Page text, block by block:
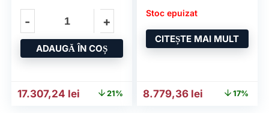
ADAUGĂ ÎN COȘ
Prețul inițial a fost: 21.781,69 lei.
17.307,24 lei Prețul curent este: 17.307,24 lei.
21%
V1500B
Stoc epuizat
CITEȘTE MAI MULT
Prețul inițial a fost:
8.779,36 lei Prețul17%